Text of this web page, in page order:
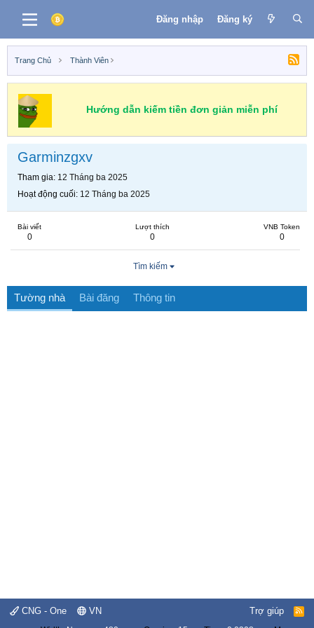
Đăng nhập Đăng ký
Trang Chủ Thành Viên
Hướng dẫn kiếm tiền đơn giản miễn phí
Garminzgxv
Tham gia 12 Tháng ba 2025
Hoạt động cuối 12 Tháng ba 2025
Bài viết
0
Lượt thích
0
VNB Token
0
Tìm kiếm
Tường nhà Bài đăng Thông tin
CNG - One VN Trợ giúp
R